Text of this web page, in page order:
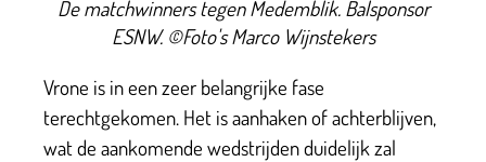
De matchwinners tegen Medemblik. Balsponsor
ESNW. ©Foto's Marco Wijnstekers
Vrone is in een zeer belangrijke fase
terechtgekomen. Het is aanhaken of achterblijven,
wat de aankomende wedstrijden duidelijk zal